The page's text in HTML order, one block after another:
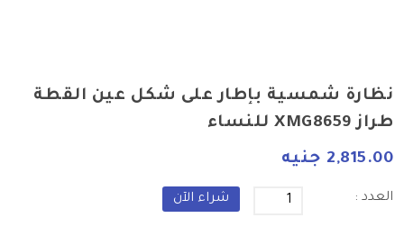
نظارة شمسية بإطار على شكل عين القطة
طراز XMG8659 للنساء
2,815.00 جنيه
العدد : شراء الآن